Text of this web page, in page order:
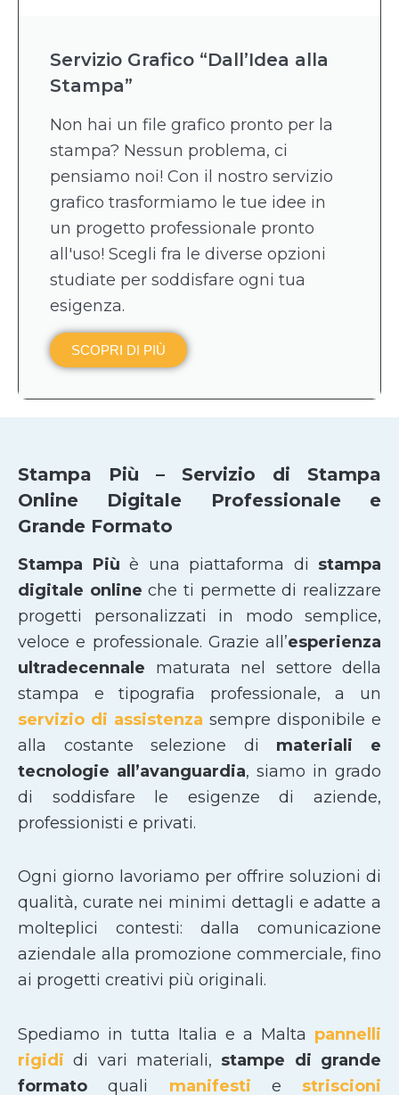
Servizio Grafico “Dall’Idea alla
Stampa”
Non hai un file grafico pronto per la
stampa? Nessun problema, ci
pensiamo noi! Con il nostro servizio
grafico trasformiamo le tue idee in
un progetto professionale pronto
all'uso! Scegli fra le diverse opzioni
studiate per soddisfare ogni tua
esigenza.
SCOPRI DI PIÙ
Stampa Più – Servizio di Stampa
Online Digitale Professionale e
Grande Formato
Stampa Più è una piattaforma di stampa
digitale online che ti permette di realizzare
progetti personalizzati in modo semplice,
veloce e professionale. Grazie all’esperienza
ultradecennale maturata nel settore della
stampa e tipografia professionale, a un
servizio di assistenza sempre disponibile e
alla costante selezione di materiali e
tecnologie all’avanguardia, siamo in grado
di soddisfare le esigenze di aziende,
professionisti e privati.
Ogni giorno lavoriamo per offrire soluzioni di
qualità, curate nei minimi dettagli e adatte a
molteplici contesti: dalla comunicazione
aziendale alla promozione commerciale, fino
ai progetti creativi più originali.
Spediamo in tutta Italia e a Malta pannelli
rigididi vari materiali, stampe di grande
formatoquali manifesti e striscioni